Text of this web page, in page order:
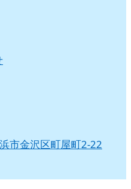
市金沢区町屋町2-22